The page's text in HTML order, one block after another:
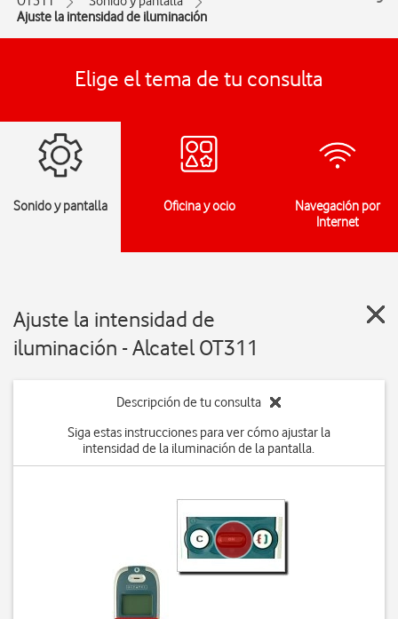
Ajuste la intensidad de iluminación
Elige el tema de tu consulta
Sonido y pantalla Oficina y ocio
Navegación por
Internet
Ajuste la intensidad de
iluminación - Alcatel OT311
Descripción de tu consulta
Siga estas instrucciones para ver cómo ajustar la
intensidad de la iluminación de la pantalla.